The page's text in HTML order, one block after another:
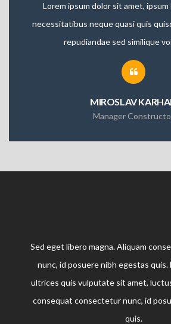
Lorem ipsum dolor sit amet, ipsum
necessitatibus neque quasi quis
repudiandae sed similique
MIROSLAV
Manager
Sed eget libero magna. Aliquam
nunc, id posuere nibh egestas quis.
ultrices quis vulputate sit amet,
consequat consectetur nunc, id
quis.